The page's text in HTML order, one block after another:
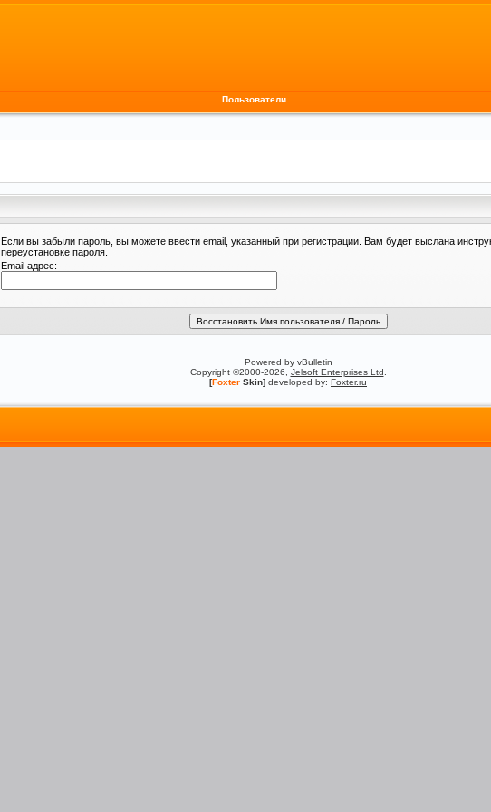
Пользователи
Если вы забыли пароль, вы можете ввести email, указанный при регистрации. Вам будет выслана
переустановке пароля.
Email адрес:
Powered by vBulletin
Copyright ©2000-2026, Jelsoft Enterprises Ltd
[Foxter Skin] developed by: Foxter.ru